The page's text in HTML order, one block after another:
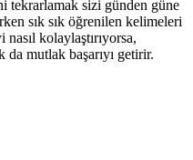
tekrarlamak sizi günden güne
sık sık öğrenilen kelimeleri
kolaylaştırıyorsa,
da mutlak başarıyı getirir.